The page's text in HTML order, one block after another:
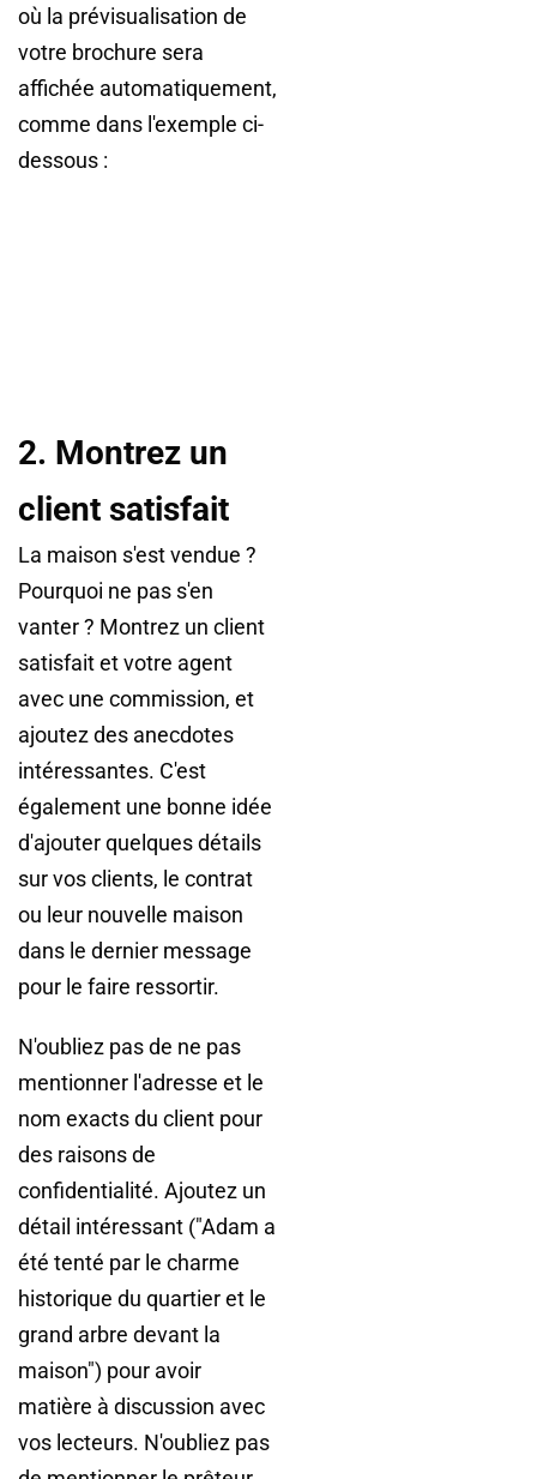
où la prévisualisation de
votre brochure sera
affichée automatiquement,
comme dans l'exemple ci-
dessous :
2. Montrez un
client satisfait
La maison s'est vendue ?
Pourquoi ne pas s'en
vanter ? Montrez un client
satisfait et votre agent
avec une commission, et
ajoutez des anecdotes
intéressantes. C'est
également une bonne idée
d'ajouter quelques détails
sur vos clients, le contrat
ou leur nouvelle maison
dans le dernier message
pour le faire ressortir.
N'oubliez pas de ne pas
mentionner l'adresse et le
nom exacts du client pour
des raisons de
confidentialité. Ajoutez un
détail intéressant ("Adam a
été tenté par le charme
historique du quartier et le
grand arbre devant la
maison") pour avoir
matière à discussion avec
vos lecteurs. N'oubliez pas